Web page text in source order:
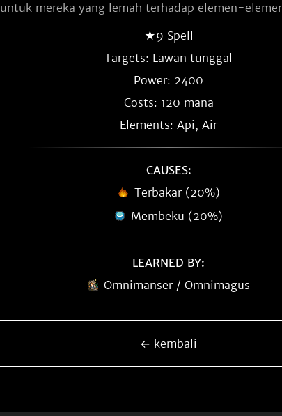
untuk mereka yang lemah terhadap elemen-
★9 Spell
Targets: Lawan tunggal
Power: 2400
Costs: 120 mana
Elements: Api, Air
CAUSES:
Terbakar (20%)
Membeku (20%)
LEARNED BY:
Omnimanser / Omnimagus
← kembali